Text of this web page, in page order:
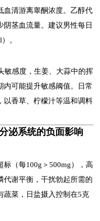
血清游离睾酮浓度。乙醇代
阴茎血流量。建议男性每日
。
敏感度，生姜、大蒜中的挥
内可能提升敏感阈值。日常
以香草、柠檬汁等温和调料
泌系统的负面影响
（每100g＞500mg），高
代谢平衡，干扰勃起所需的
蔬菜，日盐摄入控制在5克